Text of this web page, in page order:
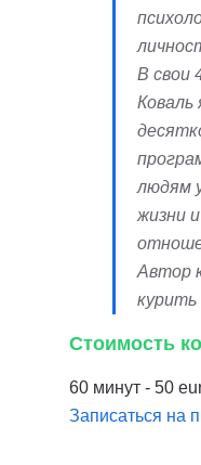
В свои
Коваль
людям
жизни
Автор
Стоимость
60 минут - 50
Записаться на